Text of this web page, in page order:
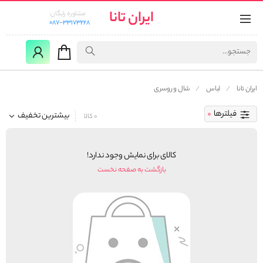
ایران تانا
مشاوره رایگان:
087-33173228
ایران تانا لباس شال و روسری
فیلترها بیشترین تخفیف 0 کالا
کالای برای نمایش وجود ندارد!
بازگشت به صفحه نخست